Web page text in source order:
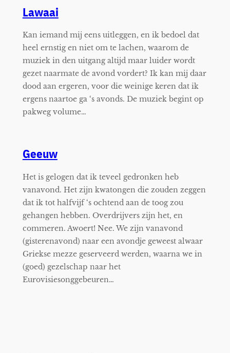
Lawaai
Kan iemand mij eens uitleggen, en ik bedoel dat
heel ernstig en niet om te lachen, waarom de
muziek in den uitgang altijd maar luider wordt
gezet naarmate de avond vordert? Ik kan mij daar
dood aan ergeren, voor die weinige keren dat ik
ergens naartoe ga ‘s avonds. De muziek begint op
pakweg volume…
Geeuw
Het is gelogen dat ik teveel gedronken heb
vanavond. Het zijn kwatongen die zouden zeggen
dat ik tot halfvijf ‘s ochtend aan de toog zou
gehangen hebben. Overdrijvers zijn het, en
commeren. Awoert! Nee. We zijn vanavond
(gisterenavond) naar een avondje geweest alwaar
Griekse mezze geserveerd werden, waarna we in
(goed) gezelschap naar het
Eurovisiesonggebeuren…